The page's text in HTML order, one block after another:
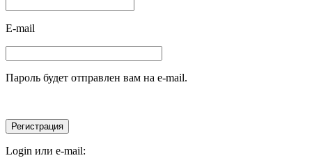
E-mail
Пароль будет отправлен вам на e-mail.
Login или e-mail: